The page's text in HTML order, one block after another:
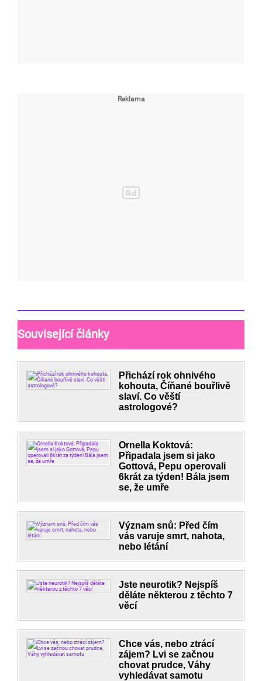
Související články
Přichází rok ohnivého
kohouta, Číňané bouřlivě
slaví. Co věští
astrologové?
Ornella Koktová:
Připadala jsem si jako
Gottová, Pepu operovali
6krát za týden! Bála jsem
se, že umře
Význam snů: Před čím
vás varuje smrt, nahota,
nebo létání
Jste neurotik? Nejspíš
děláte některou z těchto 7
věcí
Chce vás, nebo ztrácí
zájem? Lvi se začnou
chovat prudce, Váhy
vyhledávat samotu